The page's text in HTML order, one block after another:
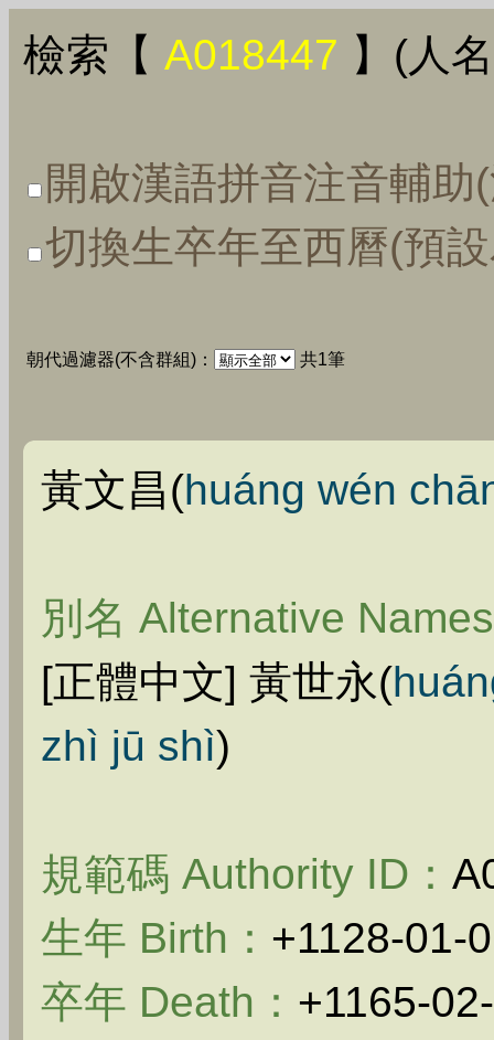
檢索【 A018447 】(人
開啟漢語拼音注音輔
切換生卒年至西曆(預
朝代過濾器(不含群組)： 共1筆
黃文昌(huáng wén
別名 Alternative
[正體中文] 黃世永(
zhì jū shì)
規範碼 Authority ID：
生年 Birth： +1128-01-
卒年 Death： +1165-